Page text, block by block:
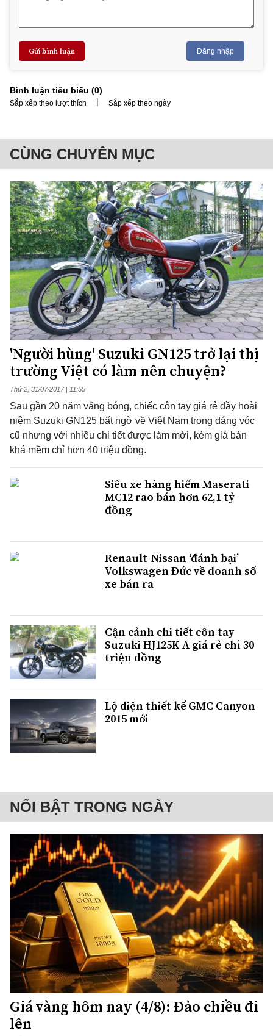
Gửi bình luận Đăng nhập
Bình luận tiêu biểu (0)
Sắp xếp theo lượt thích | Sắp xếp theo ngày
CÙNG CHUYÊN MỤC
'Người hùng' Suzuki GN125 trở lại thị
trường Việt có làm nên chuyện?
Thứ 2, 31/07/2017 | 11:55
Sau gần 20 năm vắng bóng, chiếc côn tay giá rẻ đầy hoài
niệm Suzuki GN125 bất ngờ về Việt Nam trong dáng vóc
cũ nhưng với nhiều chi tiết được làm mới, kèm giá bán
khá mềm chỉ hơn 40 triệu đồng.
Siêu xe hàng hiếm Maserati
MC12 rao bán hơn 62,1 tỷ
đồng
Renault-Nissan ‘đánh bại’
Volkswagen Đức về doanh số
xe bán ra
Cận cảnh chi tiết côn tay
Suzuki HJ125K-A giá rẻ chỉ 30
triệu đồng
Lộ diện thiết kế GMC Canyon
2015 mới
NỔI BẬT TRONG NGÀY
Giá vàng hôm nay (4/8): Đảo chiều đi
lên